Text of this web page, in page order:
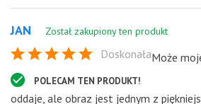
JAN Został zakupiony ten produkt
Doskonała
POLECAM TEN PRODUKT!
Może
oddaje, ale obraz jest jednym z